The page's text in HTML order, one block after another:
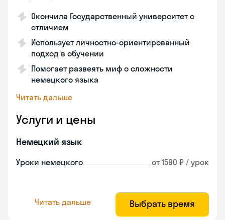
Окончила Государственный университет с
отличием
Использует личностно-ориентированный
подход в обучении
Помогает развеять миф о сложности
немецкого языка
Читать дальше
Услуги и цены
Немецкий язык
Уроки немецкого от 1590 ₽ / урок
Читать дальше Выбрать время